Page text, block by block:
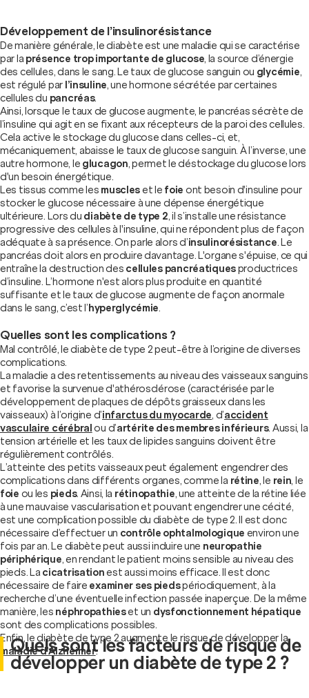
Développement de l’insulinorésistance
De manière générale, le diabète est une maladie qui se caractérise
par laprésence trop importante de glucose, la source d’énergie
des cellules, dans le sang. Le taux de glucose sanguin ou glycémie,
est régulé par l’insuline, une hormone sécrétée par certaines
cellules du pancréas.
Ainsi, lorsque le taux de glucose augmente, le pancréas sécrète de
l’insuline qui agit en se fixant aux récepteurs de la paroi des cellules.
Cela active le stockage du glucose dans celles-ci, et,
mécaniquement, abaisse le taux de glucose sanguin. À l’inverse, une
autre hormone, le glucagon, permet le déstockage du glucose lors
d'un besoin énergétique.
Les tissus comme les muscleset le foie ont besoin d'insuline pour
stocker le glucose nécessaire à une dépense énergétique
ultérieure. Lors du diabète de type 2, il s’installe une résistance
progressive des cellules à l'insuline, qui ne répondent plus de façon
adéquate à sa présence. On parle alors d’insulinorésistance. Le
pancréas doit alors en produire davantage. L'organe s'épuise, ce qui
entraîne la destruction des cellules pancréatiquesproductrices
d’insuline. L’hormone n'est alors plus produite en quantité
suffisante et le taux de glucose augmente de façon anormale
dans le sang, c’est l’hyperglycémie.
Quelles sont les complications ?
Mal contrôlé, le diabète de type 2 peut-être à l’origine de diverses
complications.
La maladie a des retentissements au niveau des vaisseaux sanguins
et favorise la survenue d'athérosclérose (caractérisée par le
développement de plaques de dépôts graisseux dans les
vaisseaux) à l’origine d’infarctus du myocarde, d’accident
vasculaire cérébralou d’artérite des membres inférieurs. Aussi, la
tension artérielle et les taux de lipides sanguins doivent être
régulièrement contrôlés.
L’atteinte des petits vaisseaux peut également engendrer des
complications dans différents organes, comme la rétine, le rein, le
foie ou les pieds. Ainsi, la rétinopathie, une atteinte de la rétine liée
à une mauvaise vascularisation et pouvant engendrer une cécité,
est une complication possible du diabète de type 2. Il est donc
nécessaire d’effectuer un contrôle ophtalmologique environ une
fois par an. Le diabète peut aussi induire une neuropathie
périphérique, en rendant le patient moins sensible au niveau des
pieds. Lacicatrisationest aussi moins efficace. Il est donc
nécessaire de faire examiner ses piedspériodiquement, à la
recherche d’une éventuelle infection passée inaperçue. De la même
manière, les néphropathieset un dysfonctionnement hépatique
sont des complications possibles.
Enfin, le diabète de type 2 augmente le risque de développer la
maladie d’Alzheimer.
Quels sont les facteurs de risque de
développer un diabète de type 2 ?